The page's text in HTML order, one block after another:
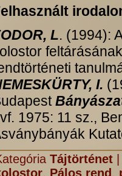
L. (1994):
I.
1975: 11 sz.,
Tájtörténet
, Pálos rend ,